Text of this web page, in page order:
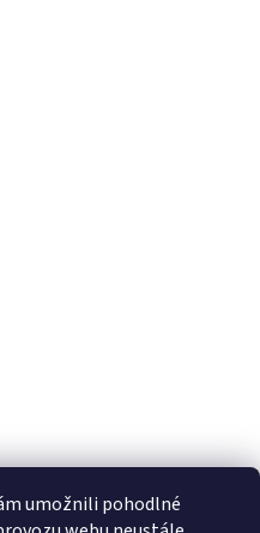
umožnili pohodlné